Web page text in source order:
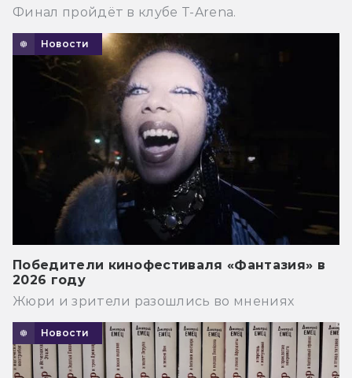
Финал пройдёт в клубе T-Arena.
Новости
Победители кинофестиваля «Фантазия» в
2026 году
Жюри и зрители разошлись во мнениях
Новости